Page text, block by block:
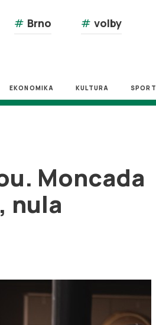
# Brno # volby
EKONOMIKA KULTURA SPORT
Moncada
nula